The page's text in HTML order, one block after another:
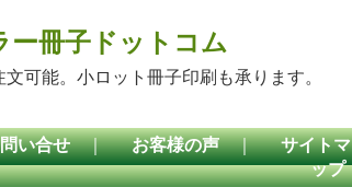
ー冊子ドットコム
可能。小ロット冊子印刷も承ります。
い合せ ｜ お客様の声 ｜
サイトマ
ップ